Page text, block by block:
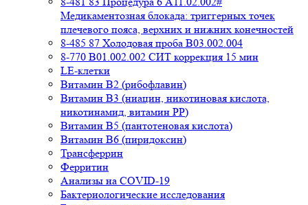
Медикаментозная блокада: триггерных точек
плечевого пояса, верхних и нижних конечностей
8-485 87 Холодовая проба В03.002.004
8-770 B01.002.002 СИТ коррекция 15 мин
LE-клетки
Витамин В2 (рибофлавин)
Витамин В3 (ниацин, никотиновая кислота,
никотинамид, витамин PP)
Витамин В5 (пантотеновая кислота)
Витамин В6 (пиридоксин)
Трансферрин
Ферритин
Анализы на COVID-19
Бактериологические исследования